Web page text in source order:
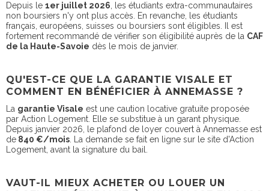
Depuis le 1er juillet 2026 , les étudiants extra-communautaires
non boursiers n'y ont plus accès. En revanche, les étudiants
français, européens, suisses ou boursiers sont éligibles. Il est
fortement recommandé de vérifier son éligibilité auprès de la CAF
de la Haute-Savoie dès le mois de janvier.
QU'EST-CE QUE LA GARANTIE VISALE ET
COMMENT EN BÉNÉFICIER À ANNEMASSE ?
La garantie Visale est une caution locative gratuite proposée
par Action Logement. Elle se substitue à un garant physique.
Depuis janvier 2026, le plafond de loyer couvert à Annemasse est
de 840 €/mois . La demande se fait en ligne sur le site d'Action
Logement, avant la signature du bail.
VAUT-IL MIEUX ACHETER OU LOUER UN